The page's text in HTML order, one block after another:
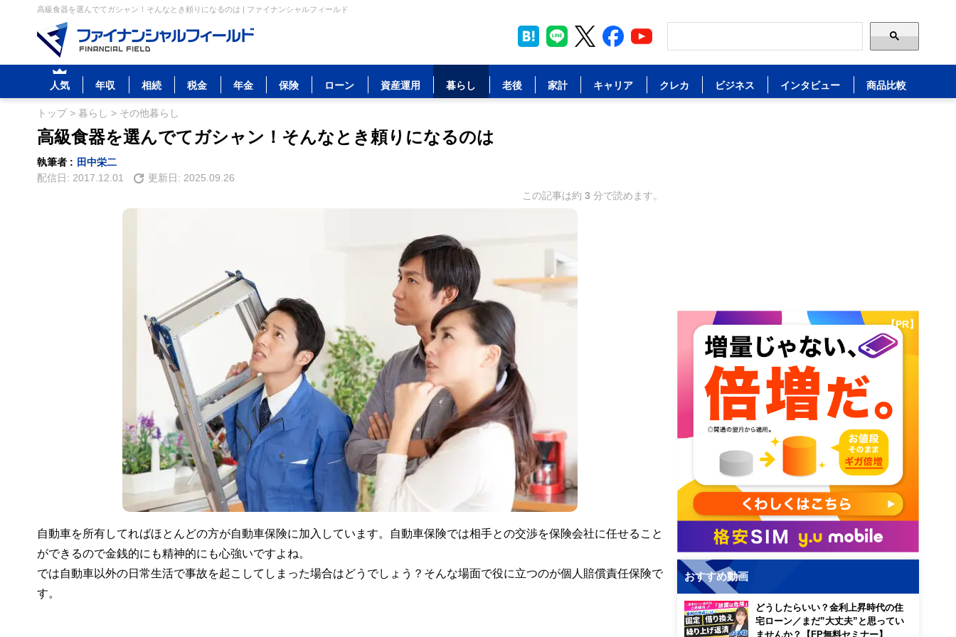
高級食器を選んでてガシャン！そんなとき頼りになるのは | ファイナンシャルフィールド
人気 年収 相続 税金 年金 保険 ローン 資産運用 暮らし 老後 家計 キャリア クレカ ビジネス インタビュー 商品比較
トップ> 暮らし > その他暮らし
高級食器を選んでてガシャン！そんなとき頼りになるのは
執筆者 :
田中栄二
配信日: 2017.12.01 更新日: 2025.09.26
この記事は約 3 分で読めます。
自動車を所有してればほとんどの方が自動車保険に加入しています。自動車保険では相手との交渉を保険会社に任せること
ができるので金銭的にも精神的にも心強いですよね。
では自動車以外の日常生活で事故を起こしてしまった場合はどうでしょう？そんな場面で役に立つのが個人賠償責任保険で
す。
【PR】
おすすめ動画
どうしたらいい？金利上昇時代の住
宅ローン／まだ”大丈夫”と思ってい
ませんか？【FP無料セミナー】